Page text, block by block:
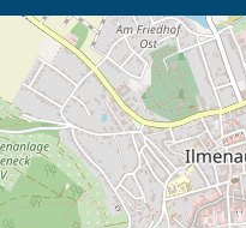
Öffnet die